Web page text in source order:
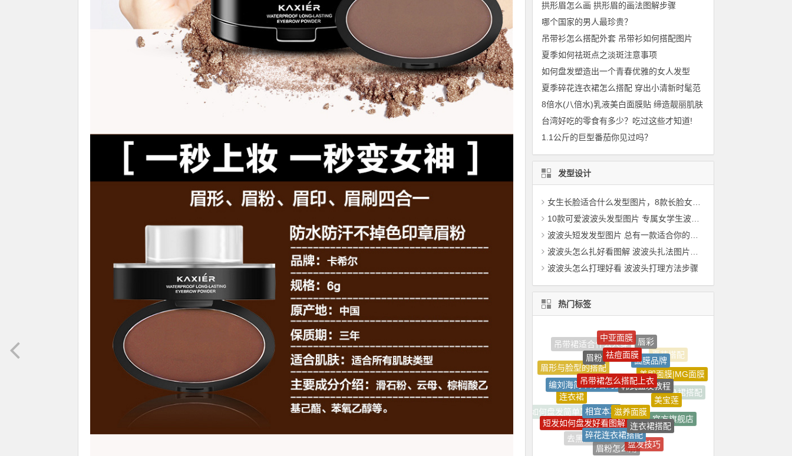
拱形眉怎么画 拱形眉的画法图解步骤
哪个国家的男人最珍贵？
吊带衫怎么搭配外套 吊带衫如何搭配图片
夏季如何祛斑点之淡斑注意事项
如何盘发塑造出一个青春优雅的女人发型
夏季碎花连衣裙怎么搭配 穿出小清新时髦范
8倍水(八倍水)乳液美白面膜贴 缔造靓丽肌肤
台湾好吃的零食有多少？吃过这些才知道!
1.1公斤的巨型番茄你见过吗？
发型设计
女生长脸适合什么发型图片，8款长脸女生适合的发型
10款可爱波波头发型图片 专属女学生波波头发型
波波头短发发型图片 总有一款适合你的短发波波头
波波头怎么扎好看图解 波波头扎法图片大全
波波头怎么打理好看 波波头打理方法步骤
热门标签
面膜品牌
美即面膜|MG面膜
半身裙搭配
化妆
欧美面膜
女人
佰草集面膜
美白面膜
如何盘发简单又好看
连衣裙
编刘海简单好看的步骤
吊带裙怎么搭配上衣
韩式盘发教程
美宝莲
官方旗舰店
美容秘笈
睡眠面膜
优雅盘发图解
去黑头面膜
短发如何盘发好看图解
相宜本草滋养面膜
连衣裙搭配
盘发技巧
眉粉怎么用
碎花连衣裙搭配